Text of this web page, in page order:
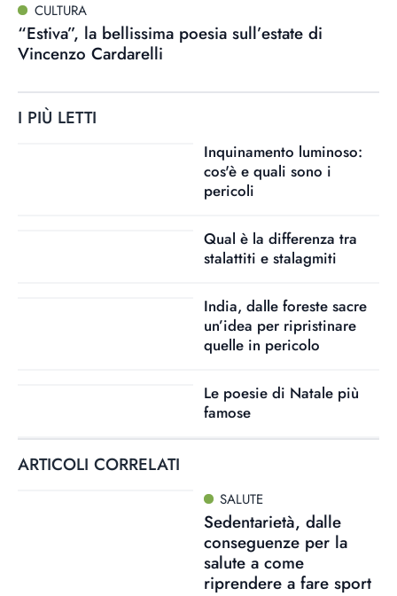
CULTURA
“Estiva”, la bellissima poesia sull’estate di
Vincenzo Cardarelli
I PIÙ LETTI
Inquinamento luminoso:
cos'è e quali sono i
pericoli
Qual è la differenza tra
stalattiti e stalagmiti
India, dalle foreste sacre
un’idea per ripristinare
quelle in pericolo
Le poesie di Natale più
famose
ARTICOLI CORRELATI
SALUTE
Sedentarietà, dalle
conseguenze per la
salute a come
riprendere a fare sport